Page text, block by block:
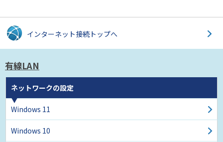
インターネット接続トップへ
有線LAN
ネットワークの設定
Windows 11
Windows 10